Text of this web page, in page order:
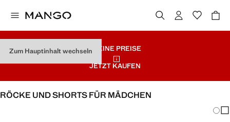
Zum Hauptinhalt wechselnKLEINE PREISE
JETZT KAUFEN
RÖCKE UND SHORTS FÜR MÄDCHEN